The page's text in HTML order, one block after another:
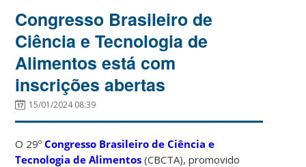
Congresso Brasileiro de
Ciência e Tecnologia de
Alimentos está com
inscrições abertas
15/01/2024 08:39
O 29ºCongresso Brasileiro de Ciência e
Tecnologia de Alimentos (CBCTA), promovido